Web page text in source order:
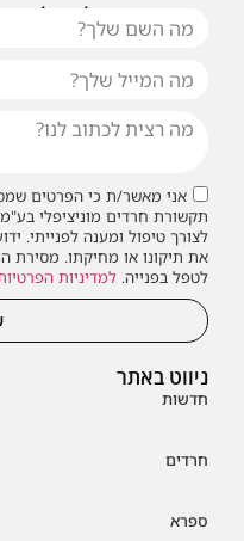
ניווט באתר
חדשות
חרדים
ספרא
או שילחו אלינו
אני מאשר/ת כי הפרטים
תקשורת חרדים מוניציפלי
לצורך טיפול ומענה לפנייתי.
את תיקונו או מחיקתו. מסירת
לטפל בפנייה. למדיניות